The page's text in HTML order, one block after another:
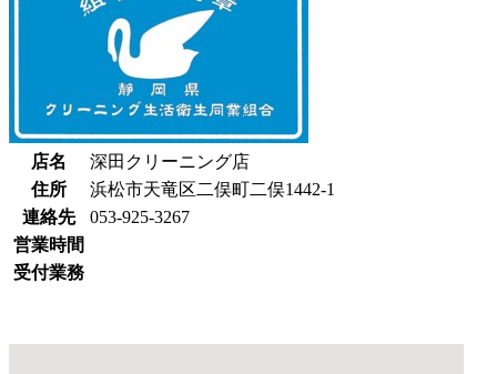
店名
深田クリーニング店
住所
浜松市天竜区二俣町二俣1442-1
連絡先
053-925-3267
営業時間
受付業務